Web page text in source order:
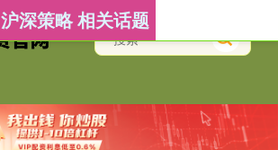
沪深策略 相关话题